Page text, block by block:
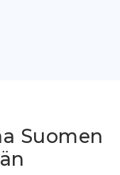
Suomen